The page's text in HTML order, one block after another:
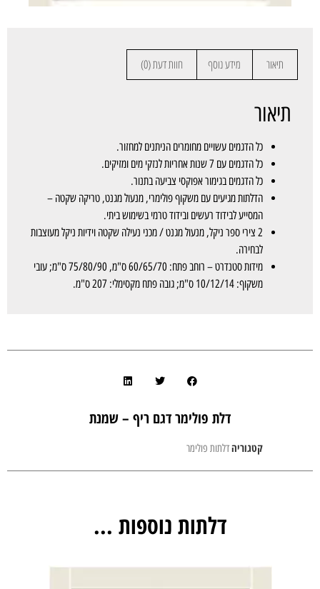
תיאור מידע נוסף חוות דעת (0)
תיאור
כל הדגמים עשויים מחומרים הניתנים למחזור.
כל הדגמים עם 7 שנות אחריות לנזקי מים ומזיקים.
כל הדגמים בגימור אפוקסי צביעה בתנור.
הדלתות מגיעים עם משקוף פולימרי, מנעול מגנט, טריקה שקטה –
המסייע לבידוד רעשים ובידוד טרמי בשימוש ביתי.
2 צירי ספר ניקל, מנעול מגנט / מכני נעילה שקטה וידיות ניקל מעוצבות
לבחירה.
מידות סטנדרט – רוחב פתח: 60/65/70 ס"מ, 75/80/90 ס"מ; עובי
משקוף: 10/12/14 ס"מ; גובה פתח מקסימלי: 207 ס"מ.
דלת פולימר דגם ריף – שמנת
קטגוריהדלתות פולימר
דלתות נוספות ...